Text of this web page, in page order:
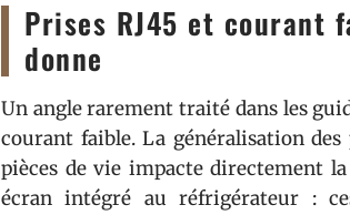
Prises RJ45 et courant
donne
Un angle rarement traité dans les
courant faible. La généralisation des
pièces de vie impacte directement
écran intégré au réfrigérateur :